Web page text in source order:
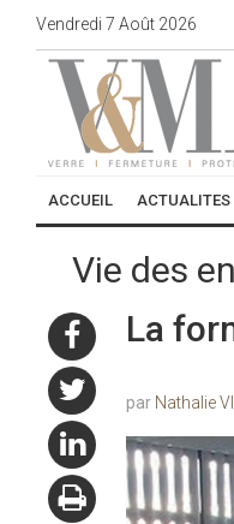
Vendredi 7 Août 2026
ACCUEIL ACTUALITES
Vie des
La
Nathalie